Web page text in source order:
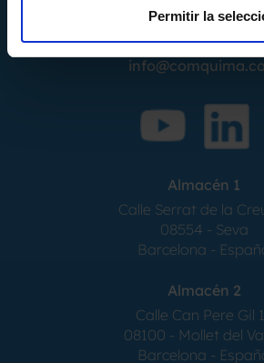
Permitir la
Tel.+34 936 460
Almacén 1
Calle Serrat de la
08554 - Seva
Barcelona -
Almacén 2
Calle Can Pere Gil
08100 - Mollet del
Barcelona -